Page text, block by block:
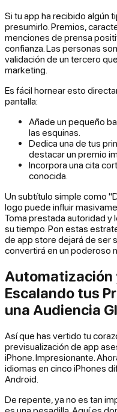
Si tu app ha recibido algún
presumirlo. Premios,
menciones de prensa
confianza. Las personas
validación de un tercero
marketing.
Es fácil hornear esto
pantalla:
Añade un pequeño
las esquinas.
Dedica una de tus
destacar un premio
Incorpora una cita
conocida.
Un subtítulo simple como
logo puede influir
Toma prestada autoridad y
su tiempo. Pon estas
de app store dejará de ser
convertirá en un poderoso
Automatización
Escalando tus
una Audiencia
Así que has vertido tu
previsualización de app
iPhone. Impresionante.
idiomas en cinco iPhones
Android.
De repente, ya no es tan